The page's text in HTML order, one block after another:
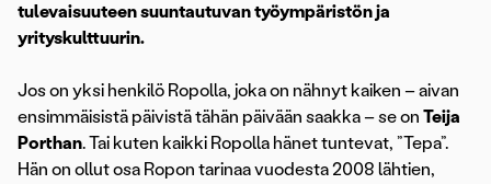
tulevaisuuteen suuntautuvan työympäristön ja
yrityskulttuurin.
Jos on yksi henkilö Ropolla, joka on nähnyt kaiken – aivan
ensimmäisistä päivistä tähän päivään saakka – se on Teija
Porthan. Tai kuten kaikki Ropolla hänet tuntevat, ”Tepa”.
Hän on ollut osa Ropon tarinaa vuodesta 2008 lähtien,